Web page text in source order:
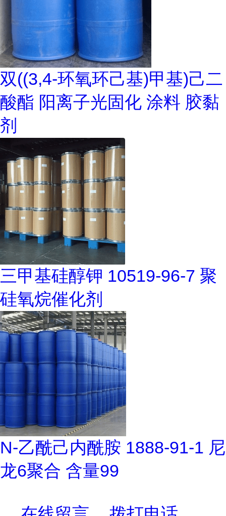
双((3,4-环氧环己基)甲基)己二
酸酯 阳离子光固化 涂料 胶黏
剂
三甲基硅醇钾 10519-96-7 聚
硅氧烷催化剂
N-乙酰己内酰胺 1888-91-1 尼
龙6聚合 含量99